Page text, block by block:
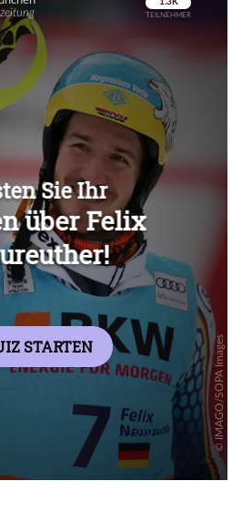
Überspringen
Überspringen